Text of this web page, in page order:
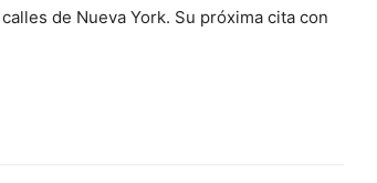
de Nueva York. Su próxima cita con